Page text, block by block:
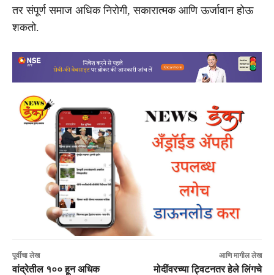
तर संपूर्ण समाज अधिक निरोगी, सकारात्मक आणि ऊर्जावान होऊ
शकतो.
पूर्वीचा लेख
वांद्रेतील १०० हून अधिक
आणि मागील लेख
मोदींवरच्या ट्विटनतर हेले लिंगचे